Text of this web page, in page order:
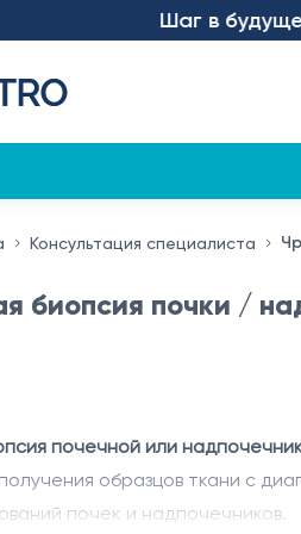
Шаг в будущее
Консультация специалиста
биопсия почки /
почечной или
образцов ткани с
почек и надпочечников.